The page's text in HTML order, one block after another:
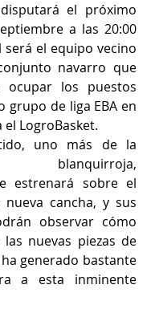
el próximo
a las 20:00
será el equipo vecino
navarro que
ocupar los puestos
grupo de liga EBA en
LogroBasket.
uno más de la
blanquirroja,
estrenará sobre el
cancha, y sus
observar cómo
nuevas piezas de
generado bastante
a esta inminente